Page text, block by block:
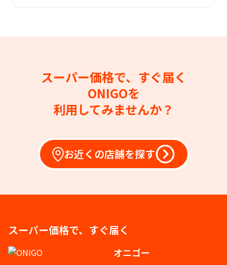
スーパー価格で、すぐ届く
ONIGOを
利用してみませんか？
お近くの店舗を探す
スーパー価格で、すぐ届く
オニゴー